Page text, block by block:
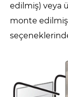
edilmiş) veya
monte